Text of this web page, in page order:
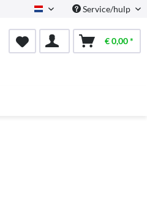
Dutch Service/hulp
€ 0,00 *